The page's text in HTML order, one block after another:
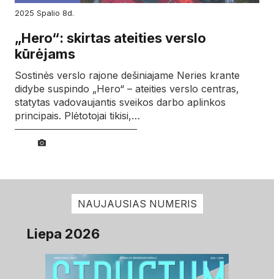
2025
spalio 8d.
„Hero“: skirtas ateities verslo
kūrėjams
Sostinės verslo rajone dešiniajame Neries krante
didybe suspindo „Hero“ – ateities verslo centras,
statytas vadovaujantis sveikos darbo aplinkos
principais. Plėtotojai tikisi,…
NAUJAUSIAS NUMERIS
Liepa 2026